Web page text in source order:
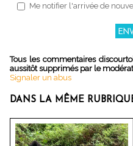
Me notifier l'arrivée de
Tous les commentaires
aussitôt supprimés par le
Signaler un abus
DANS LA MÊME